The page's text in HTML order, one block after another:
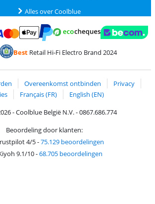
Alles over Coolblue
en Visa via ClickToPay
BestRetail Hi-Fi Electro Brand 2024
Overeenkomst ontbinden
Privacy
Français (FR)
English (EN)
- Coolblue België N.V. - 0867.686.774
Beoordeling door klanten:
4/5-75.129 beoordelingen
9.1/10-68.705 beoordelingen